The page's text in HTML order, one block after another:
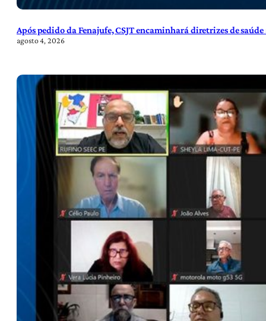
Após pedido da Fenajufe, CSJT encaminhará diretrizes de
agosto 4, 2026